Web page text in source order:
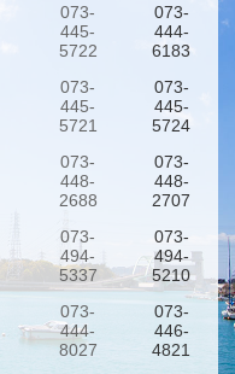
073-
445-
5722
073-
444-
6183
073-
445-
5721
073-
445-
5724
073-
448-
2688
073-
448-
2707
073-
494-
5337
073-
494-
5210
073-
444-
8027
073-
446-
4821